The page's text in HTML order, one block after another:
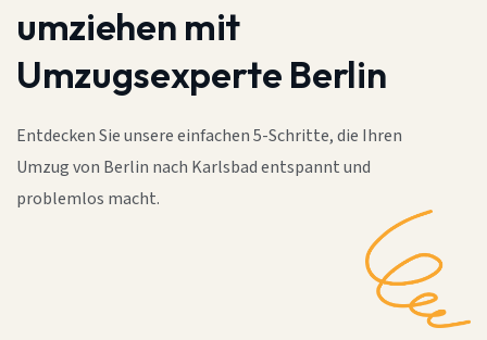
umziehen mit
Umzugsexperte Berlin
Entdecken Sie unsere einfachen 5-Schritte, die Ihren
Umzug von Berlin nach Karlsbad entspannt und
problemlos macht.